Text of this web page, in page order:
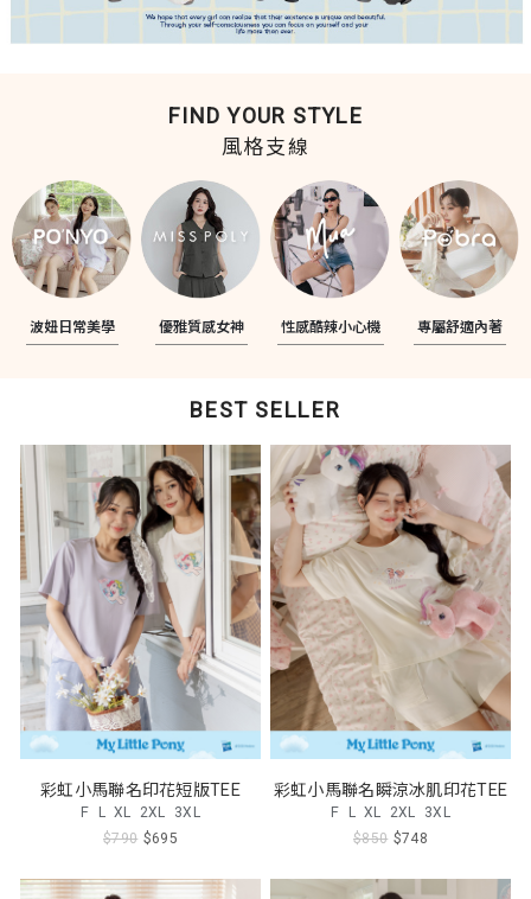
FIND YOUR STYLE
風格支線
波妞日常美學 優雅質感女神 性感酷辣小心機 專屬舒適內著
BEST SELLER
彩虹小馬聯名印花短版TEE
F L XL 2XL 3XL
$790 $695
彩虹小馬聯名瞬涼冰肌印花TEE
F L XL 2XL 3XL
$850 $748